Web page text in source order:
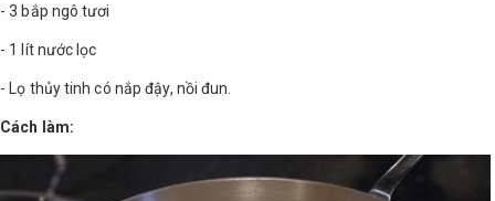
- 3 bắp ngô tươi
- 1 lít nước lọc
- Lọ thủy tinh có nắp đậy, nồi đun.
Cách làm: